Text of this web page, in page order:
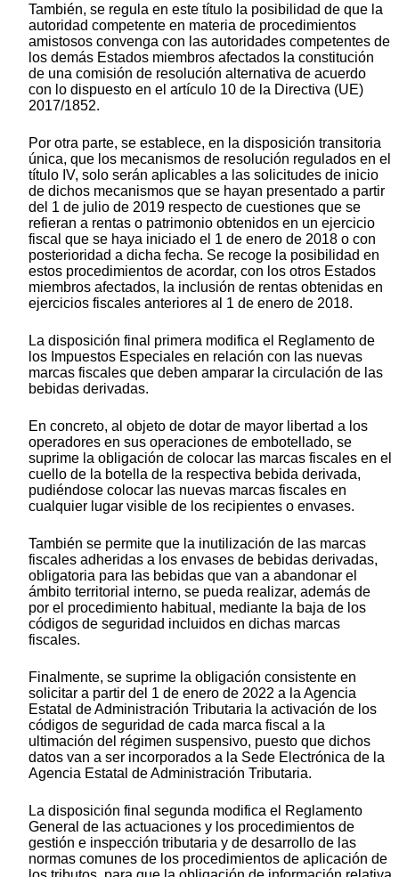
También, se regula en este título la posibilidad de que la
autoridad competente en materia de procedimientos
amistosos convenga con las autoridades competentes de
los demás Estados miembros afectados la constitución
de una comisión de resolución alternativa de acuerdo
con lo dispuesto en el artículo 10 de la Directiva (UE)
2017/1852.
Por otra parte, se establece, en la disposición transitoria
única, que los mecanismos de resolución regulados en el
título IV, solo serán aplicables a las solicitudes de inicio
de dichos mecanismos que se hayan presentado a partir
del 1 de julio de 2019 respecto de cuestiones que se
refieran a rentas o patrimonio obtenidos en un ejercicio
fiscal que se haya iniciado el 1 de enero de 2018 o con
posterioridad a dicha fecha. Se recoge la posibilidad en
estos procedimientos de acordar, con los otros Estados
miembros afectados, la inclusión de rentas obtenidas en
ejercicios fiscales anteriores al 1 de enero de 2018.
La disposición final primera modifica el Reglamento de
los Impuestos Especiales en relación con las nuevas
marcas fiscales que deben amparar la circulación de las
bebidas derivadas.
En concreto, al objeto de dotar de mayor libertad a los
operadores en sus operaciones de embotellado, se
suprime la obligación de colocar las marcas fiscales en el
cuello de la botella de la respectiva bebida derivada,
pudiéndose colocar las nuevas marcas fiscales en
cualquier lugar visible de los recipientes o envases.
También se permite que la inutilización de las marcas
fiscales adheridas a los envases de bebidas derivadas,
obligatoria para las bebidas que van a abandonar el
ámbito territorial interno, se pueda realizar, además de
por el procedimiento habitual, mediante la baja de los
códigos de seguridad incluidos en dichas marcas
fiscales.
Finalmente, se suprime la obligación consistente en
solicitar a partir del 1 de enero de 2022 a la Agencia
Estatal de Administración Tributaria la activación de los
códigos de seguridad de cada marca fiscal a la
ultimación del régimen suspensivo, puesto que dichos
datos van a ser incorporados a la Sede Electrónica de la
Agencia Estatal de Administración Tributaria.
La disposición final segunda modifica el Reglamento
General de las actuaciones y los procedimientos de
gestión e inspección tributaria y de desarrollo de las
normas comunes de los procedimientos de aplicación de